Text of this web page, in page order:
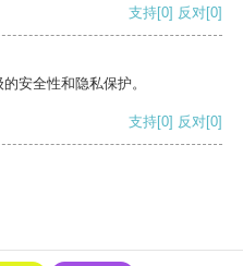
支持[0] 反对[0]
安全性和隐私保护。
支持[0] 反对[0]